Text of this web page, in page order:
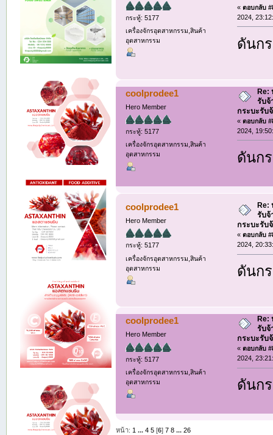
กระทู้: 5177
เครื่องจักรอุตสาหกรรม,สินค้า
อุตสาหกรรม
«ตอบกลับ
2024,
ดันก
coolprodee1
Hero Member
กระทู้: 5177
เครื่องจักรอุตสาหกรรม,สินค้า
อุตสาหกรรม
Re:
รับจ้
กระบะรับ
«ตอบกลับ
2024,
ดันก
coolprodee1
Hero Member
กระทู้: 5177
เครื่องจักรอุตสาหกรรม,สินค้า
อุตสาหกรรม
Re:
รับจ้
กระบะรับ
«ตอบกลับ
2024,
ดันก
coolprodee1
Hero Member
กระทู้: 5177
เครื่องจักรอุตสาหกรรม,สินค้า
อุตสาหกรรม
Re:
รับจ้
กระบะรับ
«ตอบกลับ
2024,
ดันก
หน้า: 1 ... 4 5[6] 7 8 ... 26